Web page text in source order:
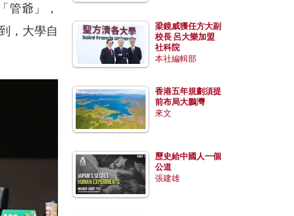
管爺」，
，大學自
梁鏡威獲任方大副
校長 呂大樂加盟
社科院
本社編輯部
香港五年規劃須提
前布局大鵬灣
來文
歷史給中國人一個
公道
張建雄